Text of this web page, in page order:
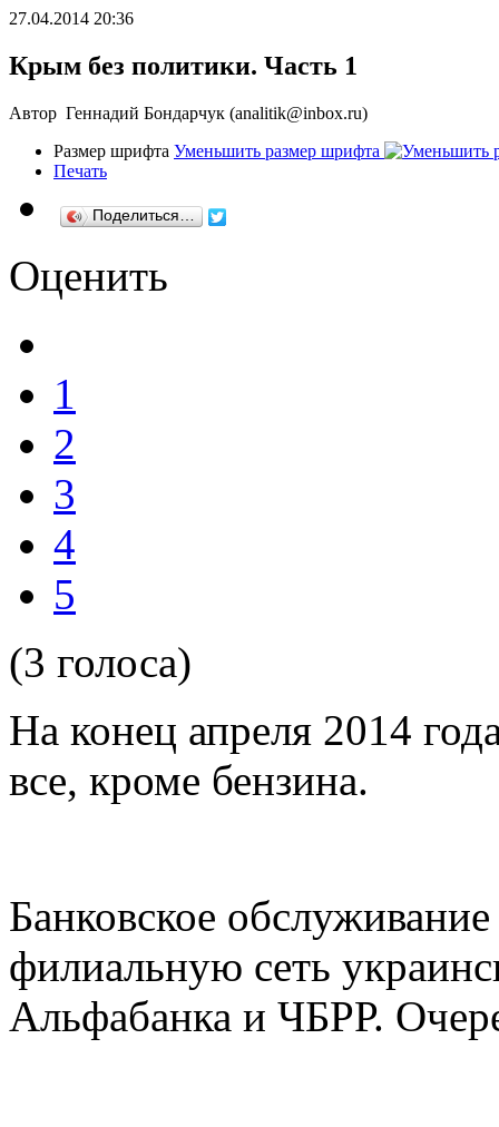
27.04.2014 20:36
Крым без политики. Часть 1
Автор Геннадий Бондарчук (analitik@inbox.ru)
Размер шрифта Уменьшить размер шрифта
Печать
Поделиться…
Оценить
1
2
3
4
5
(3 голоса)
На конец апреля 2014
все, кроме бензина.
Банковское
филиальную сеть
Альфабанка и ЧБРР.